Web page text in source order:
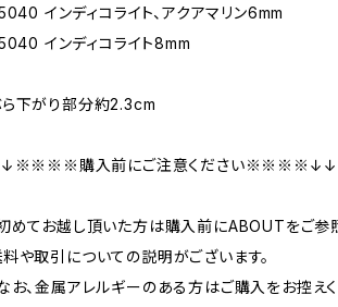
インディコライト、アクアマリン6mm
インディコライト8mm
下がり部分約2.3cm
購入前にご注意ください※※※※↓↓
めてお越し頂いた方は購入前にABOUTをご参
や取引についての説明がございます。
お、金属アレルギーのある方はご購入をお控えく